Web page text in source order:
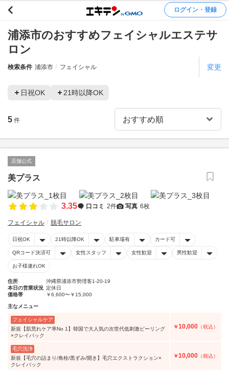
ログイン・登録
浦添市のおすすめフェイシャルエステサ
ロン
検索条件 浦添市 フェイシャル 変更
日祝OK 21時以降OK
5 件
店舗公式
美プラス
3.35 口コミ 2件 写真 6枚
フェイシャル 脱毛サロン
日祝OK 21時以降OK 駐車場有 カード可
QRコード決済可 女性スタッフ 女性歓迎 男性歓迎
お子様連れOK
住所
沖縄県浦添市勢理客1-20-19
本日の営業状況 定休日
価格帯
￥6,600〜￥15,000
主なメニュー
フェイシャルケア
新規【肌荒れケア率No 1】韓国で大人気の次世代低刺激ピーリング
×クレイパック
￥10,000 （税込）
毛穴洗浄
新規【毛穴の詰まり/角栓/黒ずみ/開き】毛穴エクストラクション×
クレイパック
￥10,000 （税込）